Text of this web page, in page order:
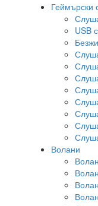
Геймърски
USB
Волани